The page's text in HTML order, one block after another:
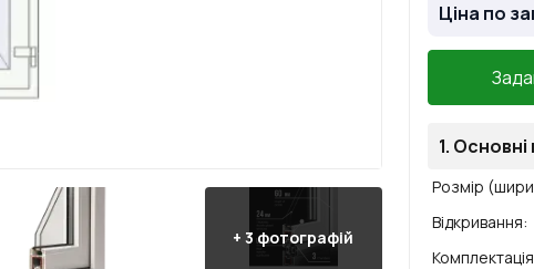
+3 фотографій
Ціна по
1.
Розмір
Відкривання:
Комплектація